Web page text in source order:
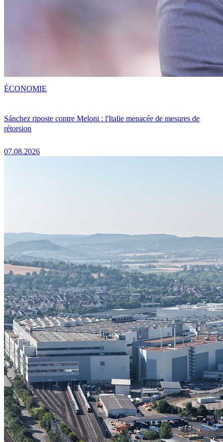
Sánchez riposte contre Meloni : l'Italie menacée de mesures de
rétorsion
07.08.2026
ÉCONOMIE